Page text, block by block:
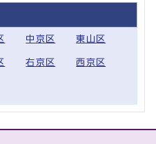
中京区 東山区
右京区 西京区